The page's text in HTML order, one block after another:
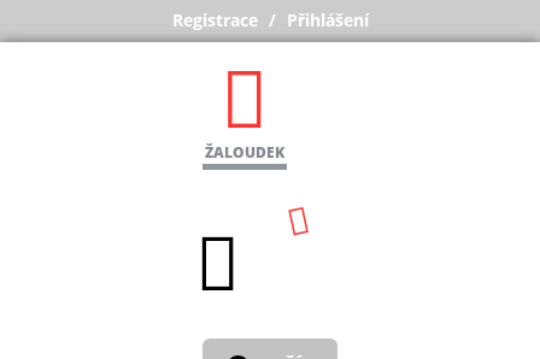
Registrace Přihlášení
ŽALOUDEK